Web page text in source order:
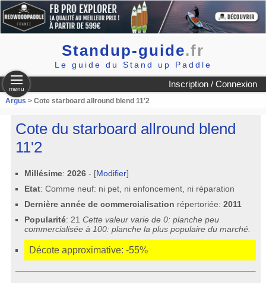
Standup-guide.fr
Le guide du Stand up Paddle
Inscription / Connexion
menu
Argus > Cote starboard allround blend 11'2
Cote du starboard allround blend
11'2
Millésime:2026 - [Modifier]
Etat: Comme neuf: ni pet, ni enfoncement, ni réparation
Dernière année de commercialisation répertoriée:2011
Popularité: 21Cette valeur varie de 0: planche peu
commercialisée à 100: planche la plus populaire du marché.
Décote approximative: -55%